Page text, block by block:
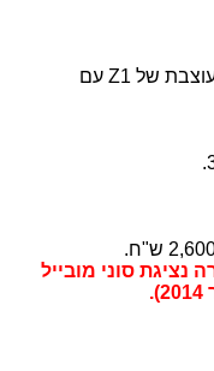
סמאטרפון בצורה מוקטנת, קמפקטית ומעוצבת של Z1 עם
נציגת סוני מובייל